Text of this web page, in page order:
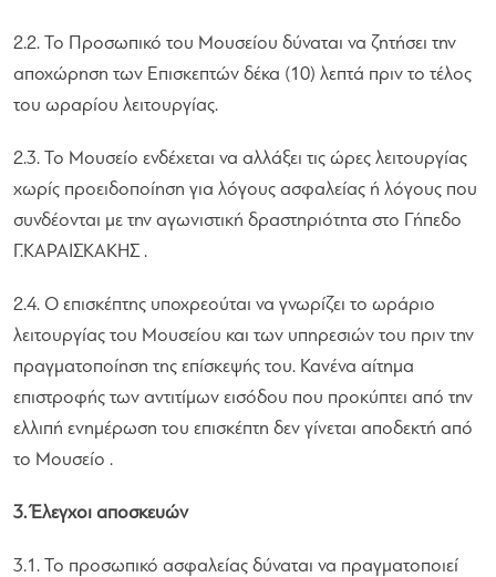
2.2. Το Προσωπικό του Μουσείου δύναται να ζητήσει την
αποχώρηση των Επισκεπτών δέκα (10) λεπτά πριν το τέλος
του ωραρίου λειτουργίας.
2.3. Το Μουσείο ενδέχεται να αλλάξει τις ώρες λειτουργίας
χωρίς προειδοποίηση για λόγους ασφαλείας ή λόγους που
συνδέονται με την αγωνιστική δραστηριότητα στο Γήπεδο
Γ.ΚΑΡΑΙΣΚΑΚΗΣ .
2.4. Ο επισκέπτης υποχρεούται να γνωρίζει το ωράριο
λειτουργίας του Μουσείου και των υπηρεσιών του πριν την
πραγματοποίηση της επίσκεψής του. Κανένα αίτημα
επιστροφής των αντιτίμων εισόδου που προκύπτει από την
ελλιπή ενημέρωση του επισκέπτη δεν γίνεται αποδεκτή από
το Μουσείο .
3. Έλεγχοι αποσκευών
3.1. Το προσωπικό ασφαλείας δύναται να πραγματοποιεί